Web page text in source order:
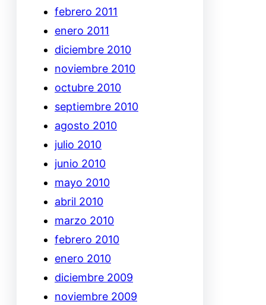
febrero 2011
enero 2011
diciembre 2010
noviembre 2010
octubre 2010
septiembre 2010
agosto 2010
julio 2010
junio 2010
mayo 2010
abril 2010
marzo 2010
febrero 2010
enero 2010
diciembre 2009
noviembre 2009